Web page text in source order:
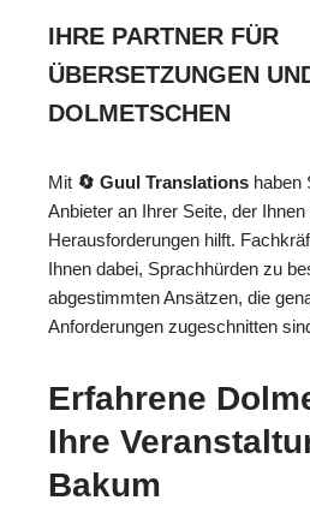
IHRE PARTNER FÜR
ÜBERSETZUNGEN
DOLMETSCHEN
Mit 🔄 Guul Translations haben
Anbieter an Ihrer Seite, der
Herausforderungen hilft.
Ihnen dabei, Sprachhürden zu
abgestimmten Ansätzen, die
Anforderungen zugeschnitten
Erfahrene
Ihre
Bakum